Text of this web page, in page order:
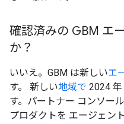
確認済みの GBM エ
か？
いいえ。GBM は新しいエ
す。 新しい地域で 2024
す。パートナー コンソー
プロダクトを エージェン